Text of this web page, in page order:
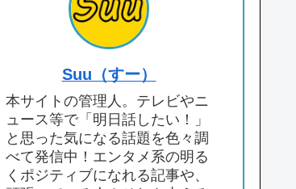
Suu（すー）
本サイトの管理人。テレビやニ
ュース等で「明日話したい！」
と思った気になる話題を色々調
べて発信中！エンタメ系の明る
くポジティブになれる記事や、